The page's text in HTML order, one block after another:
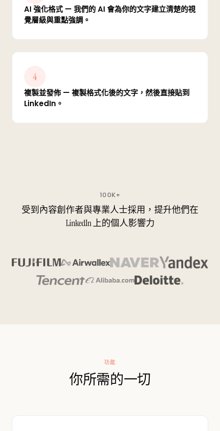
AI 強化格式 — 我們的 AI 會為你的文字建立清楚的視
覺層級與重點強調。
4
複製並發佈 — 複製格式化後的文字，然後直接貼到
LinkedIn。
100K+
受到內容創作者與專業人士採用，提升他們在
LinkedIn 上的個人影響力
功能
你所需的一切